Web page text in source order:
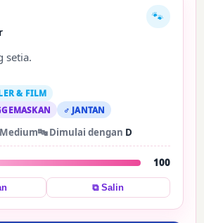
🐾
setia.
& FILM
♂ JANTAN
🔤 Dimulai dengan D
100
⧉ Salin